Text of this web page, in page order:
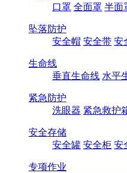
口罩 全面罩 半面
坠落防护
安全帽 安全带 安
生命线
垂直生命线 水平
紧急防护
洗眼器 紧急救护
安全存储
安全罐 安全柜 安
专项作业